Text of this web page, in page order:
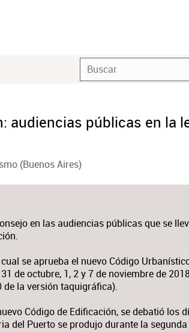
audiencias públicas en la
(Buenos Aires)
en las audiencias públicas que se
se aprueba el nuevo Código
de octubre, 1, 2 y 7 de noviembre de
la versión taquigráfica).
Código de Edificación, se debatió los
del Puerto se produjo durante la